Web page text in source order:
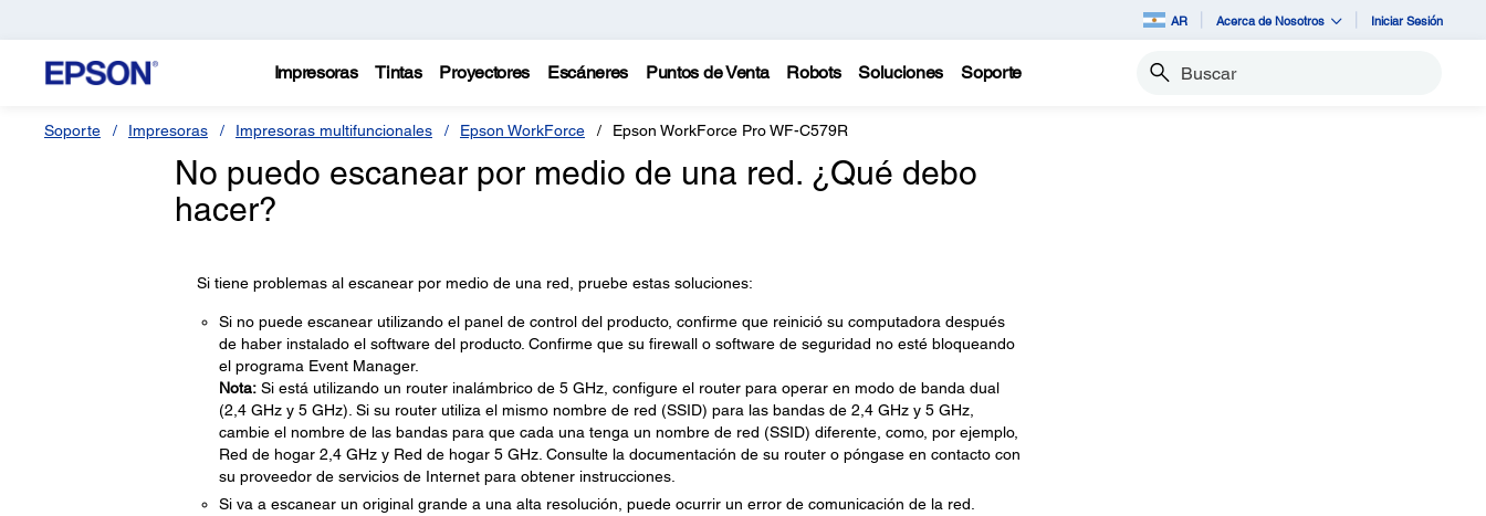
AR Acerca de Nosotros Iniciar Sesión
Impresoras Tintas Proyectores Escáneres Puntos de Venta Robots Soluciones Soporte Buscar
Soporte Impresoras Impresoras multifuncionales Epson WorkForce Epson WorkForce Pro WF-C579R
No puedo escanear por medio de una red. ¿Qué debo
hacer?
Si tiene problemas al escanear por medio de una red, pruebe estas soluciones:
Si no puede escanear utilizando el panel de control del producto, confirme que reinició su computadora después
de haber instalado el software del producto. Confirme que su firewall o software de seguridad no esté bloqueando
el programa Event Manager.
Nota:Si está utilizando un router inalámbrico de 5 GHz, configure el router para operar en modo de banda dual
(2,4 GHz y 5 GHz). Si su router utiliza el mismo nombre de red (SSID) para las bandas de 2,4 GHz y 5 GHz,
cambie el nombre de las bandas para que cada una tenga un nombre de red (SSID) diferente, como, por ejemplo,
Red de hogar 2,4 GHz y Red de hogar 5 GHz. Consulte la documentación de su router o póngase en contacto con
su proveedor de servicios de Internet para obtener instrucciones.
Si va a escanear un original grande a una alta resolución, puede ocurrir un error de comunicación de la red.